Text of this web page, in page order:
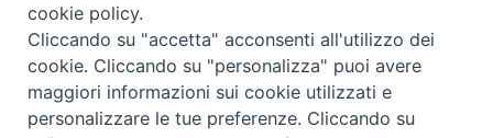
Coordinamento nazionale
cookie policy.
Cliccando su "accetta" acconsenti all'utilizzo dei
cookie. Cliccando su "personalizza" puoi avere
maggiori informazioni sui cookie utilizzati e
personalizzare le tue preferenze. Cliccando su